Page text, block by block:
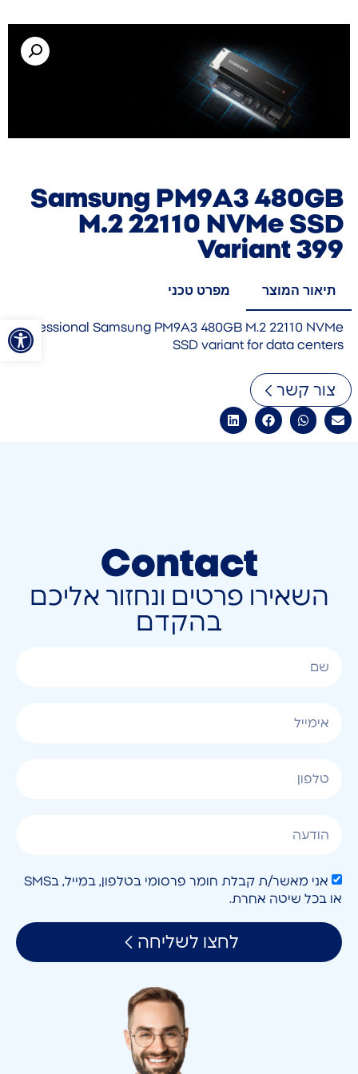
פתח
Samsung PM9A3 480GB
M.2 22110 NVMe SSD
Variant 399
תיאור המוצר מפרט טכני
Professional Samsung PM9A3 480GB M.2 22110 NVMe
SSD variant for data centers
צור קשר
Contact
השאירו פרטים ונחזור אליכם
בהקדם
אני מאשר/ת קבלת חומר פרסומי בטלפון, במייל, בSMS
או בכל שיטה אחרת.
לחצו לשליחה